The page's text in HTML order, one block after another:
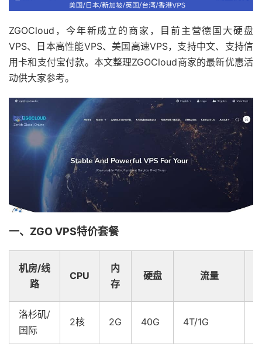
ZGOCloud，今年新成立的商家，目前主营德国大硬盘
VPS、日本高性能VPS、美国高速VPS，支持中文、支持信
用卡和支付宝付款。本文整理ZGOCloud商家的最新优惠活
动供大家参考。
一、ZGO VPS特价套餐
机房/线
路
CPU
内
存
硬盘 流量
洛杉矶/
国际
2核 2G 40G 4T/1G